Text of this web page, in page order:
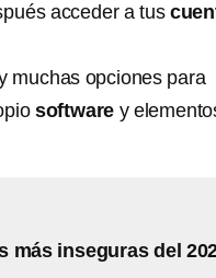
acceder a tus
muchas opciones para
software y
más inseguras del